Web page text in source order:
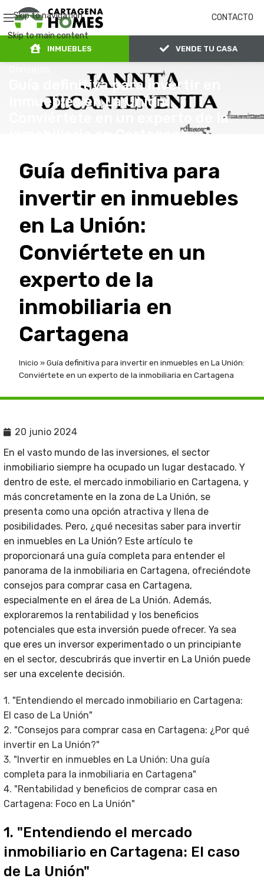
Skip to navigation
Skip to main content
CONTACTO
INMUEBLES VENDE TU CASA
Guía definitiva para invertir en
inmuebles en La Unión:
Conviértete en un experto de la
inmobiliaria en Cartagena
Guía definitiva para
invertir en inmuebles
en La Unión:
Conviértete en un
experto de la
inmobiliaria en
Cartagena
Inicio »Guía definitiva para invertir en inmuebles en La Unión:
Conviértete en un experto de la inmobiliaria en Cartagena
20 junio 2024
En el vasto mundo de las inversiones, el sector
inmobiliario siempre ha ocupado un lugar destacado. Y
dentro de este, el mercado inmobiliario en Cartagena, y
más concretamente en la zona de La Unión, se
presenta como una opción atractiva y llena de
posibilidades. Pero, ¿qué necesitas saber para invertir
en inmuebles en La Unión? Este artículo te
proporcionará una guía completa para entender el
panorama de la inmobiliaria en Cartagena, ofreciéndote
consejos para comprar casa en Cartagena,
especialmente en el área de La Unión. Además,
exploraremos la rentabilidad y los beneficios
potenciales que esta inversión puede ofrecer. Ya sea
que eres un inversor experimentado o un principiante
en el sector, descubrirás que invertir en La Unión puede
ser una excelente decisión.
1. "Entendiendo el mercado inmobiliario en Cartagena:
El caso de La Unión"
2. "Consejos para comprar casa en Cartagena: ¿Por qué
invertir en La Unión?"
3. "Invertir en inmuebles en La Unión: Una guía
completa para la inmobiliaria en Cartagena"
4. "Rentabilidad y beneficios de comprar casa en
Cartagena: Foco en La Unión"
1. "Entendiendo el mercado
inmobiliario en Cartagena: El caso
de La Unión"